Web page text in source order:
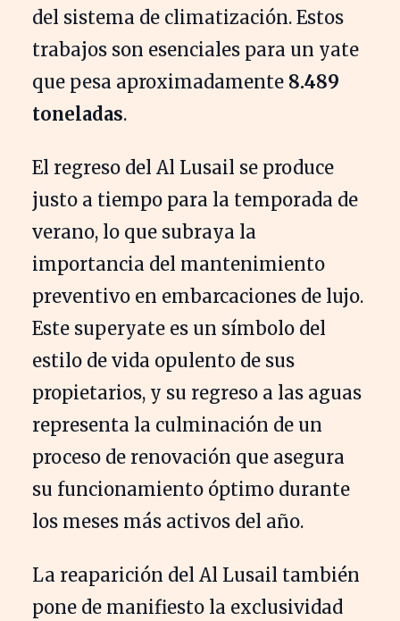
del sistema de climatización. Estos
trabajos son esenciales para un yate
que pesa aproximadamente 8.489
toneladas.
El regreso del Al Lusail se produce
justo a tiempo para la temporada de
verano, lo que subraya la
importancia del mantenimiento
preventivo en embarcaciones de lujo.
Este superyate es un símbolo del
estilo de vida opulento de sus
propietarios, y su regreso a las aguas
representa la culminación de un
proceso de renovación que asegura
su funcionamiento óptimo durante
los meses más activos del año.
La reaparición del Al Lusail también
pone de manifiesto la exclusividad